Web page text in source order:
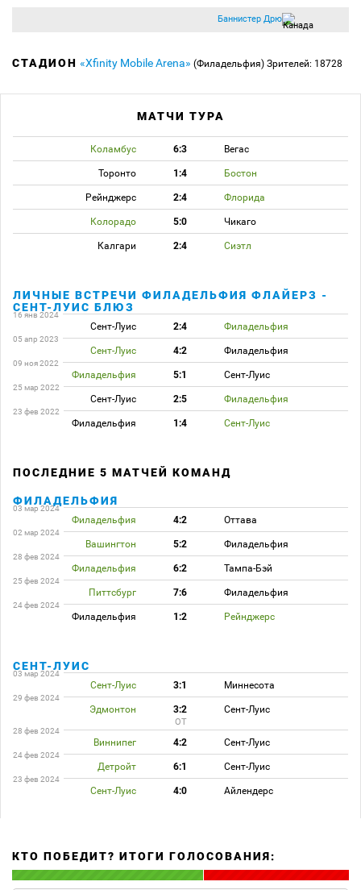
Баннистер Дрю
СТАДИОН «Xfinity Mobile Arena» (Филадельфия) Зрителей: 18728
МАТЧИ ТУРА
Коламбус 6:3 Вегас
Торонто 1:4 Бостон
Рейнджерс 2:4 Флорида
Колорадо 5:0 Чикаго
Калгари 2:4 Сиэтл
ЛИЧНЫЕ ВСТРЕЧИ ФИЛАДЕЛЬФИЯ ФЛАЙЕРЗ -
СЕНТ-ЛУИС БЛЮЗ
16 янв 2024
Сент-Луис 2:4 Филадельфия
05 апр 2023
Сент-Луис 4:2 Филадельфия
09 ноя 2022
Филадельфия 5:1 Сент-Луис
25 мар 2022
Сент-Луис 2:5 Филадельфия
23 фев 2022
Филадельфия 1:4 Сент-Луис
ПОСЛЕДНИЕ 5 МАТЧЕЙ КОМАНД
ФИЛАДЕЛЬФИЯ
03 мар 2024
Филадельфия 4:2 Оттава
02 мар 2024
Вашингтон 5:2 Филадельфия
28 фев 2024
Филадельфия 6:2 Тампа-Бэй
25 фев 2024
Питтсбург 7:6 Филадельфия
24 фев 2024
Филадельфия 1:2 Рейнджерс
СЕНТ-ЛУИС
03 мар 2024
Сент-Луис 3:1 Миннесота
29 фев 2024
Эдмонтон 3:2 Сент-Луис
ОТ
28 фев 2024
Виннипег 4:2 Сент-Луис
24 фев 2024
Детройт 6:1 Сент-Луис
23 фев 2024
Сент-Луис 4:0 Айлендерс
КТО ПОБЕДИТ? ИТОГИ ГОЛОСОВАНИЯ: